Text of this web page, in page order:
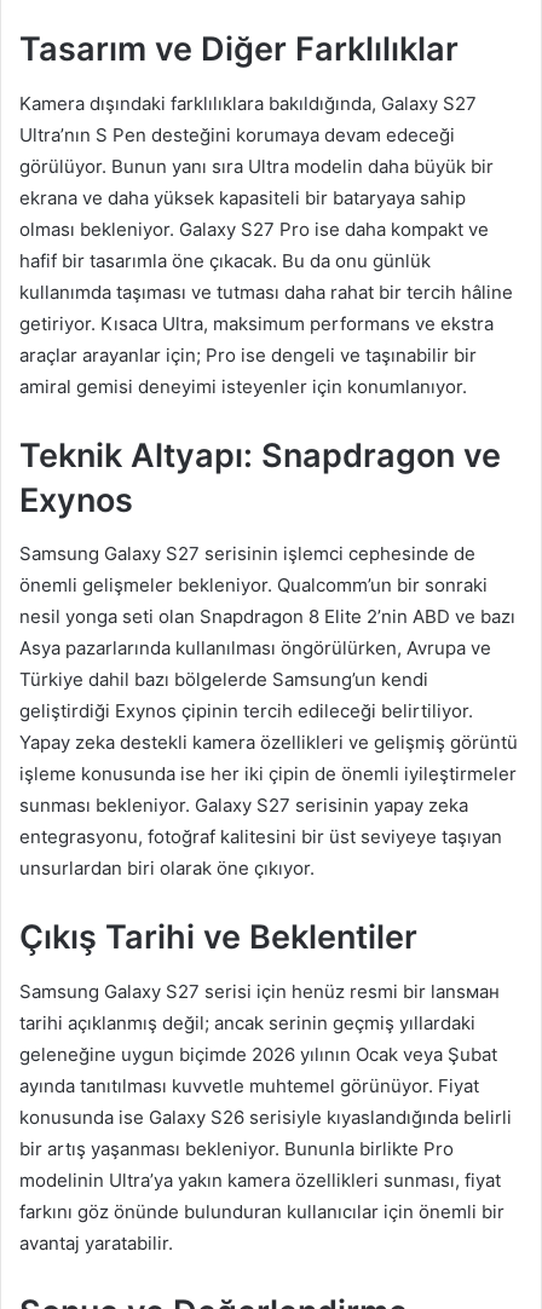
Tasarım ve Diğer Farklılıklar
Kamera dışındaki farklılıklara bakıldığında, Galaxy S27
Ultra’nın S Pen desteğini korumaya devam edeceği
görülüyor. Bunun yanı sıra Ultra modelin daha büyük bir
ekrana ve daha yüksek kapasiteli bir bataryaya sahip
olması bekleniyor. Galaxy S27 Pro ise daha kompakt ve
hafif bir tasarımla öne çıkacak. Bu da onu günlük
kullanımda taşıması ve tutması daha rahat bir tercih hâline
getiriyor. Kısaca Ultra, maksimum performans ve ekstra
araçlar arayanlar için; Pro ise dengeli ve taşınabilir bir
amiral gemisi deneyimi isteyenler için konumlanıyor.
Teknik Altyapı: Snapdragon ve
Exynos
Samsung Galaxy S27 serisinin işlemci cephesinde de
önemli gelişmeler bekleniyor. Qualcomm’un bir sonraki
nesil yonga seti olan Snapdragon 8 Elite 2’nin ABD ve bazı
Asya pazarlarında kullanılması öngörülürken, Avrupa ve
Türkiye dahil bazı bölgelerde Samsung’un kendi
geliştirdiği Exynos çipinin tercih edileceği belirtiliyor.
Yapay zeka destekli kamera özellikleri ve gelişmiş görüntü
işleme konusunda ise her iki çipin de önemli iyileştirmeler
sunması bekleniyor. Galaxy S27 serisinin yapay zeka
entegrasyonu, fotoğraf kalitesini bir üst seviyeye taşıyan
unsurlardan biri olarak öne çıkıyor.
Çıkış Tarihi ve Beklentiler
Samsung Galaxy S27 serisi için henüz resmi bir lansман
tarihi açıklanmış değil; ancak serinin geçmiş yıllardaki
geleneğine uygun biçimde 2026 yılının Ocak veya Şubat
ayında tanıtılması kuvvetle muhtemel görünüyor. Fiyat
konusunda ise Galaxy S26 serisiyle kıyaslandığında belirli
bir artış yaşanması bekleniyor. Bununla birlikte Pro
modelinin Ultra’ya yakın kamera özellikleri sunması, fiyat
farkını göz önünde bulunduran kullanıcılar için önemli bir
avantaj yaratabilir.